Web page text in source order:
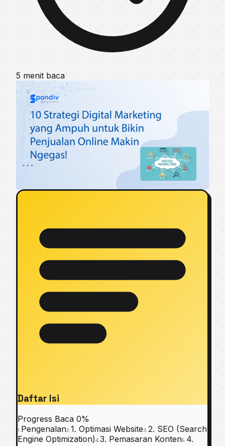
5 menit baca
Daftar Isi
Progress Baca 0%
1.Pengenalan2.1. Optimasi Website3.2. SEO (Search
Engine Optimization)4.3. Pemasaran Konten5.4.